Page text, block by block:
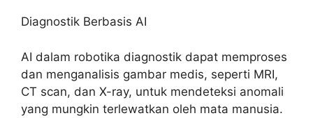
Diagnostik Berbasis AI
AI dalam robotika diagnostik dapat memproses
dan menganalisis gambar medis, seperti MRI,
CT scan, dan X-ray, untuk mendeteksi anomali
yang mungkin terlewatkan oleh mata manusia.